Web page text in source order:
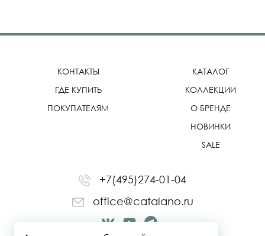
КОНТАКТЫ
ГДЕ КУПИТЬ
ПОКУПАТЕЛЯМ
КАТАЛОГ
КОЛЛЕКЦИИ
О БРЕНДЕ
НОВИНКИ
SALE
+7(495)274-01-04
office@catalano.ru